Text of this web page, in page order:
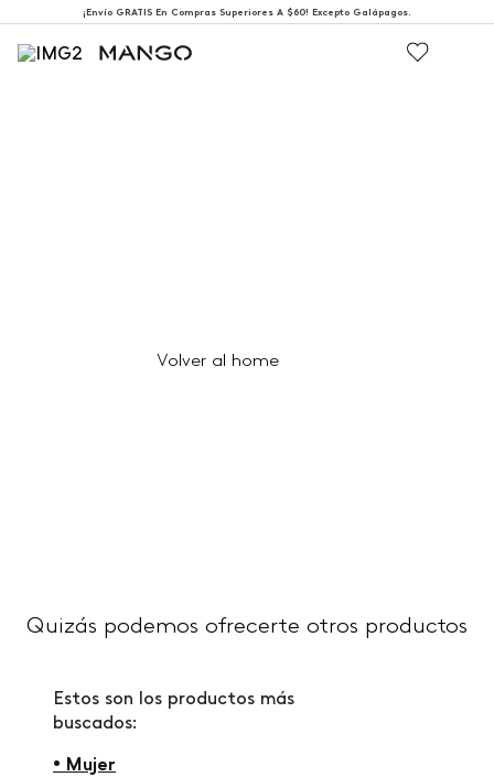
¡Envío GRATIS En Compras Superiores A $60! Excepto Galápagos.
Volver al home
Quizás podemos ofrecerte otros productos
Estos son los productos más
buscados:
• Mujer